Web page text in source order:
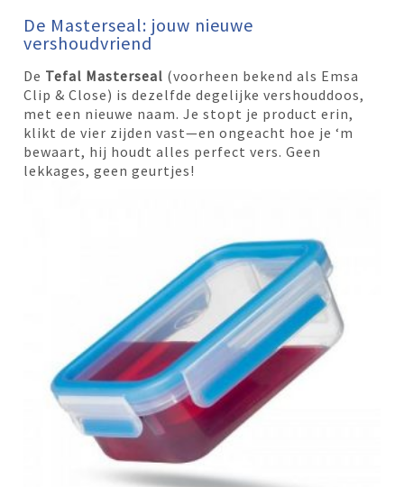
De Masterseal: jouw nieuwe
vershoudvriend
De Tefal Masterseal (voorheen bekend als Emsa
Clip & Close) is dezelfde degelijke vershouddoos,
met een nieuwe naam. Je stopt je product erin,
klikt de vier zijden vast—en ongeacht hoe je ‘m
bewaart, hij houdt alles perfect vers. Geen
lekkages, geen geurtjes!